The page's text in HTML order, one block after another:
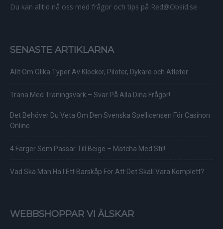
Du kan alltid nå oss med frågor och tips på Red@Obsid.se
SENASTE ARTIKLARNA
Allt Om Olika Typer Av Klockor, Piloter, Dykare och Atleter
Träna Med Träningsvärk – Svar På Alla Dina Frågor!
Det Behöver Du Veta Om Den Svenska Spellicensen För Casinon
Online
4 Färger Som Passar Till Beige – Matcha Med Stil!
Vad Ska Man Ha I Ett Barskåp För Att Det Skall Vara Komplett?
WEBBSHOPPAR VI ÄLSKAR